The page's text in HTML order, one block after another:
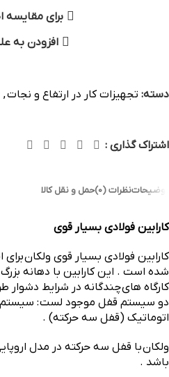
برای مقایسه
افزودن به
دسته: تجهیزات کار در ارتفاع و نجات,
اشتراک گذاری :
توضیحاتنظرات (0) حمل و نقل کالا
کارابین فولادی بسیار قوی
کارابین فولادی بسیار قوی ولکان
شده است . این کارابین با دهانه
کارگاه های چندگانه در شرایط دشوار
دو سیستم قفل موجود لست :
اتوماتیک (قفل سه حرکته) .
ولکان با قفل سه حرکته در مدل
باشد .